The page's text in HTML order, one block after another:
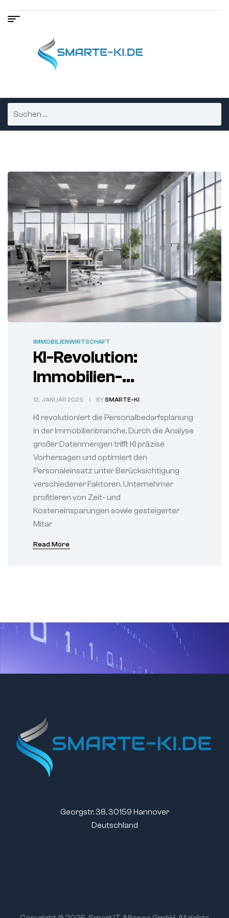
IMMOBILIENWIRTSCHAFT
KI-Revolution:
Immobilien-
Personalplanung
300% effizienter
12. JANUAR 2025 BYSMARTE-KI
KI revolutioniert die Personalbedarfsplanung
in der Immobilienbranche. Durch die Analyse
großer Datenmengen trifft KI präzise
Vorhersagen und optimiert den
Personaleinsatz unter Berücksichtigung
verschiedener Faktoren. Unternehmer
profitieren von Zeit- und
Kosteneinsparungen sowie gesteigerter
Mitar
Read More
Georgstr. 38, 30159 Hannover
Deutschland